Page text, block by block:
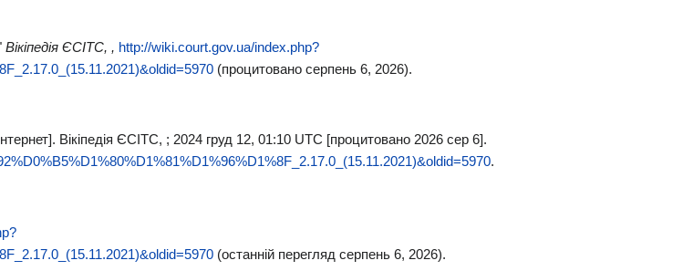
Вікіпедія ЄСІТС, , http://wiki.court.gov.ua/index.php?
(процитовано серпень 6, 2026).
Вікіпедія ЄСІТС, ; 2024 груд 12, 01:10 UTC [процитовано 2026 сер 6].
.
(останній перегляд серпень 6, 2026).